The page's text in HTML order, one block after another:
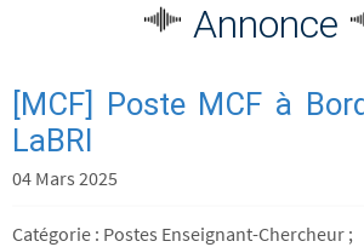
Annonce
[MCF] Poste MCF à
LaBRI
04 Mars 2025
Catégorie : Postes Enseignant-Chercheur ;